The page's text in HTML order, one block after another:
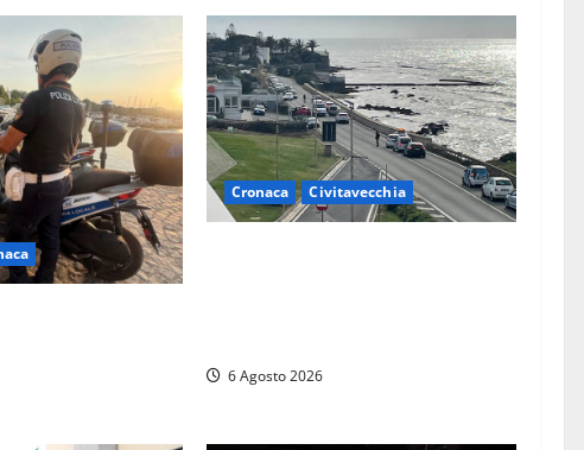
Cronaca Civitavecchia
6 Agosto 2026